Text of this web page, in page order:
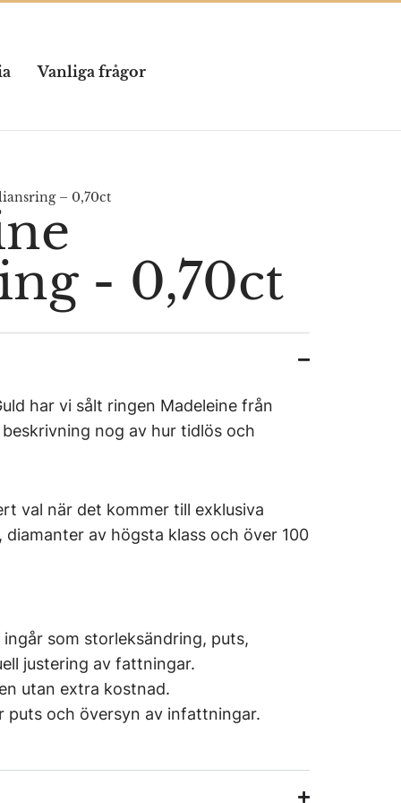
Vanliga frågor
– 0,70ct
- 0,70ct
har vi sålt ringen Madeleine från
nog av hur tidlös och
val när det kommer till exklusiva
av högsta klass och över 100
som storleksändring, puts,
justering av fattningar.
utan extra kostnad.
puts och översyn av infattningar.